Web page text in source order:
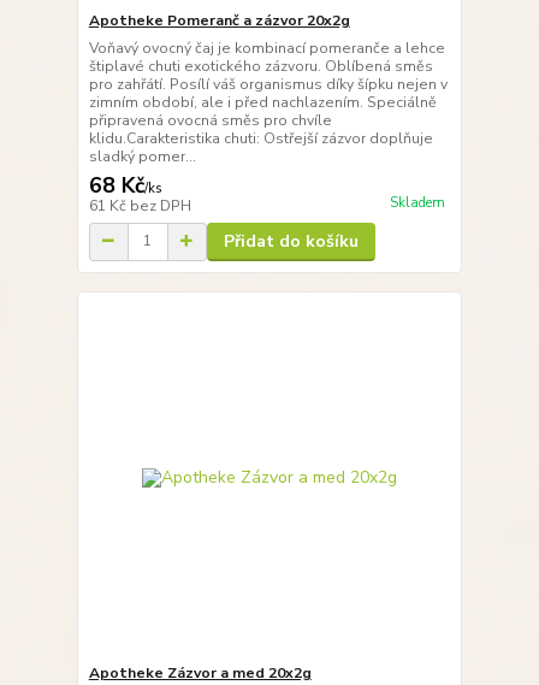
Apotheke Pomeranč a zázvor 20x2g
Voňavý ovocný čaj je kombinací pomeranče a lehce
štiplavé chuti exotického zázvoru. Oblíbená směs
pro zahřátí. Posílí váš organismus díky šípku nejen v
zimním období, ale i před nachlazením. Speciálně
připravená ovocná směs pro chvíle
klidu.Carakteristika chuti: Ostřejší zázvor doplňuje
sladký pomer...
68 Kč/ks
61 Kč bez DPH Skladem
Přidat do košíku
Apotheke Zázvor a med 20x2g